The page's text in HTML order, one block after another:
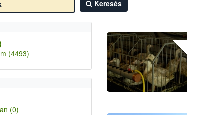
Keresés
(4493)
(0)